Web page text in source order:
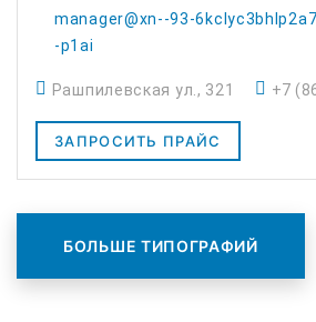
manager@xn--93-
-p1ai
Рашпилевская ул., 321 +7
ЗАПРОСИТЬ ПРАЙС
БОЛЬШЕ ТИПОГРАФИЙ